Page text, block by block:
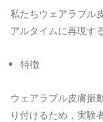
私たちウェアラブル
アルタイムに再現す
特徴
ウェアラブル皮膚振
り付けるため，実験